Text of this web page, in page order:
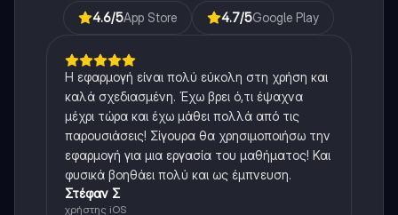
4.6/5App Store 4.7/5Google Play
Η εφαρμογή είναι πολύ εύκολη στη χρήση και
καλά σχεδιασμένη. Έχω βρει ό,τι έψαχνα
μέχρι τώρα και έχω μάθει πολλά από τις
παρουσιάσεις! Σίγουρα θα χρησιμοποιήσω την
εφαρμογή για μια εργασία του μαθήματος! Και
φυσικά βοηθάει πολύ και ως έμπνευση.
Στέφαν Σ
χρήστης iOS